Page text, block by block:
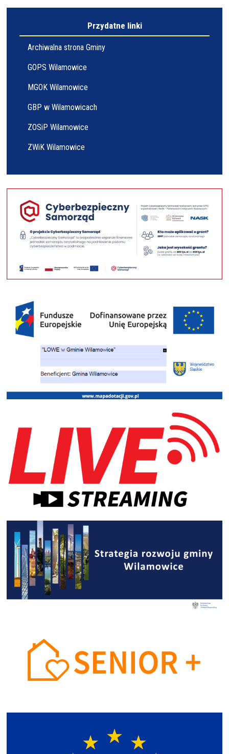
Przydatne linki
Archiwalna strona Gminy
GOPS Wilamowice
MGOK Wilamowice
GBP w Wilamowicach
ZOSiP Wilamowice
ZWiK Wilamowice